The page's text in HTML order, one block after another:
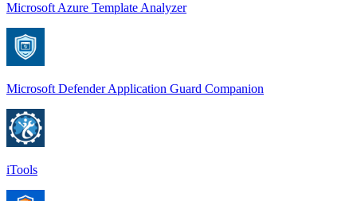
Microsoft Azure Template Analyzer
Microsoft Defender Application Guard Companion
iTools